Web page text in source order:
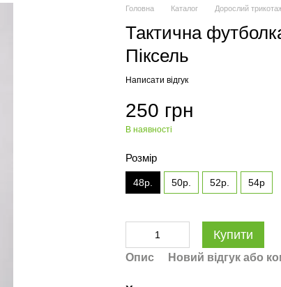
Головна Каталог Дорослий
Тактична
Піксель
Написати відгук
250 грн
В наявності
Розмір
48р. 50р. 52р. 54р
Купити
Опис Новий відгук або